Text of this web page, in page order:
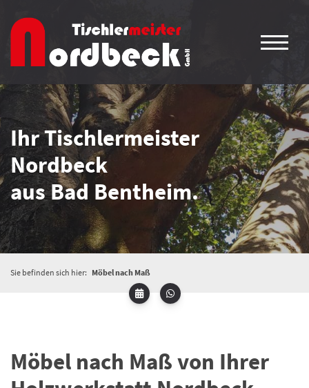
Ihr Tischlermeister
Nordbeck
aus Bad Bentheim.
Sie befinden sich hier: Möbel nach Maß
Möbel nach Maß von Ihrer